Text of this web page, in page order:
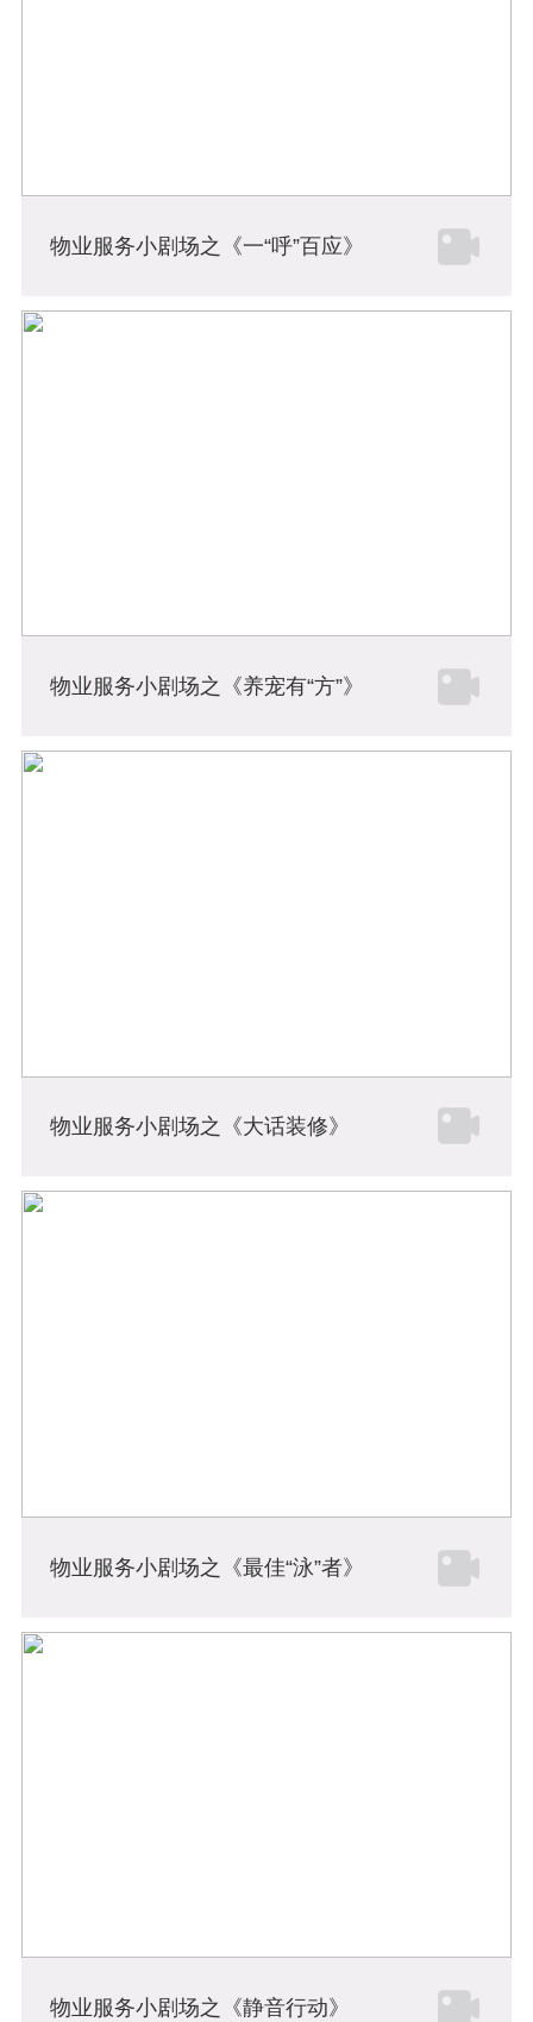
物业服务小剧场之《一“呼”百应》
物业服务小剧场之《养宠有“方”》
物业服务小剧场之《大话装修》
物业服务小剧场之《最佳“泳”者》
物业服务小剧场之《静音行动》